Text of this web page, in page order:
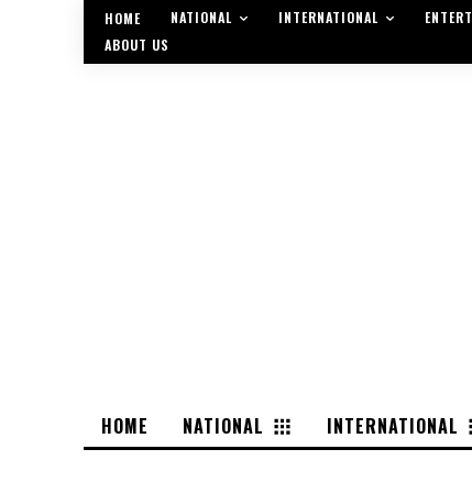
HOME NATIONAL INTERNATIONAL
ABOUT US
HOME NATIONAL INTERNATIONAL